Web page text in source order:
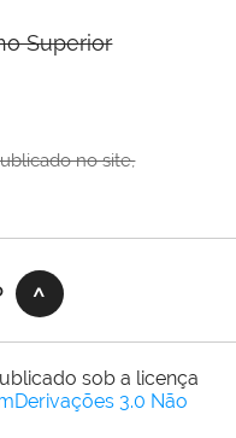
Superior
no site,
sob a licença
3.0 Não